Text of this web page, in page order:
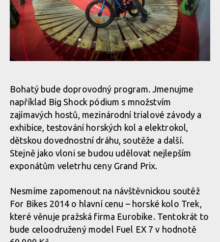
Bohatý bude doprovodný program. Jmenujme
například Big Shock pódium s množstvím
zajímavých hostů, mezinárodní trialové závody a
exhibice, testování horských kol a elektrokol,
dětskou dovednostní dráhu, soutěže a další.
Stejně jako vloni se budou udělovat nejlepším
exponátům veletrhu ceny Grand Prix.
Nesmíme zapomenout na návštěvnickou soutěž
For Bikes 2014 o hlavní cenu – horské kolo Trek,
které věnuje pražská firma Eurobike. Tentokrát to
bude celoodružený model Fuel EX 7 v hodnotě